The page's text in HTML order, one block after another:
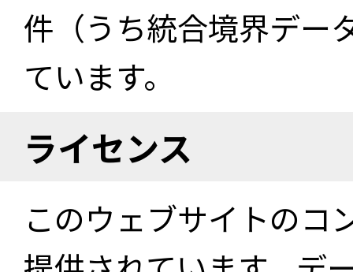
件（うち統合境界デー
ています。
ライセンス
このウェブサイトのコ